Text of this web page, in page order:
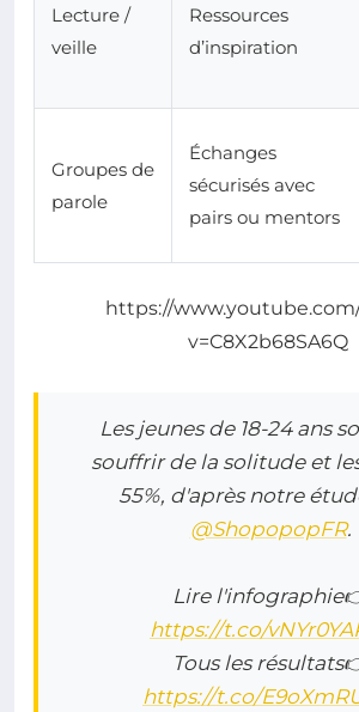
Lecture /
veille
Ressources
d’inspiration
Groupes de
parole
Échanges
sécurisés avec
pairs ou mentors
https://
v=C8X2b68SA6Q
Les jeunes de 18-24 ans
souffrir de la solitude et
55%, d'après notre
@ShopopopFR.
Lire
https://t.co/
Tous les
https://t.co/